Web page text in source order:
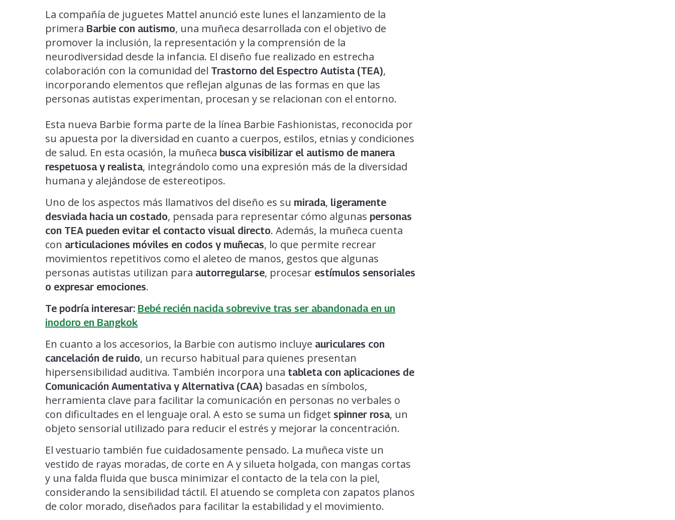
La compañía de juguetes Mattel anunció este lunes el lanzamiento de la
primera Barbie con autismo, una muñeca desarrollada con el objetivo de
promover la inclusión, la representación y la comprensión de la
neurodiversidad desde la infancia. El diseño fue realizado en estrecha
colaboración con la comunidad del Trastorno del Espectro Autista (TEA),
incorporando elementos que reflejan algunas de las formas en que las
personas autistas experimentan, procesan y se relacionan con el entorno.
Esta nueva Barbie forma parte de la línea Barbie Fashionistas, reconocida por
su apuesta por la diversidad en cuanto a cuerpos, estilos, etnias y condiciones
de salud. En esta ocasión, la muñeca busca visibilizar el autismo de manera
respetuosa y realista, integrándolo como una expresión más de la diversidad
humana y alejándose de estereotipos.
Uno de los aspectos más llamativos del diseño es su mirada, ligeramente
desviada hacia un costado, pensada para representar cómo algunas personas
con TEA pueden evitar el contacto visual directo. Además, la muñeca cuenta
con articulaciones móviles en codos y muñecas, lo que permite recrear
movimientos repetitivos como el aleteo de manos, gestos que algunas
personas autistas utilizan para autorregularse, procesar estímulos sensoriales
o expresar emociones.
Te podría interesar: Bebé recién nacida sobrevive tras ser abandonada en un
inodoro en Bangkok
En cuanto a los accesorios, la Barbie con autismo incluye auriculares con
cancelación de ruido, un recurso habitual para quienes presentan
hipersensibilidad auditiva. También incorpora una tableta con aplicaciones de
Comunicación Aumentativa y Alternativa (CAA) basadas en símbolos,
herramienta clave para facilitar la comunicación en personas no verbales o
con dificultades en el lenguaje oral. A esto se suma un fidget spinner rosa, un
objeto sensorial utilizado para reducir el estrés y mejorar la concentración.
El vestuario también fue cuidadosamente pensado. La muñeca viste un
vestido de rayas moradas, de corte en A y silueta holgada, con mangas cortas
y una falda fluida que busca minimizar el contacto de la tela con la piel,
considerando la sensibilidad táctil. El atuendo se completa con zapatos planos
de color morado, diseñados para facilitar la estabilidad y el movimiento.